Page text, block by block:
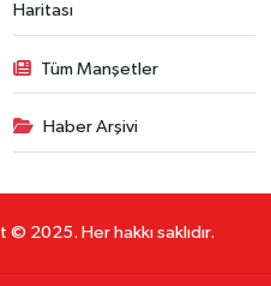
Haritası
Tüm Manşetler
Haber Arşivi
2025. Her hakkı saklıdır.